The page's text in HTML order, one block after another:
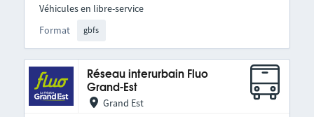
Format gbfs
Véhicules en libre-service
Réseau interurbain Fluo
Grand-Est
Grand Est